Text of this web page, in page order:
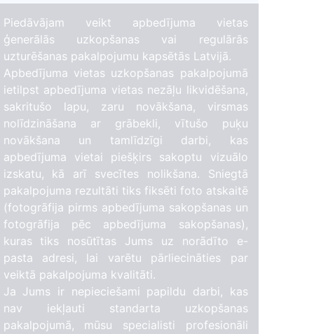
Piedāvājam veikt apbedījuma vietas
ģenerālās uzkopšanas vai regulārās
uzturēšanas pakalpojumu kapsētās Latvijā.
Apbedījuma vietas uzkopšanas pakalpojumā
ietilpst apbedījuma vietas nezāļu likvidēšana,
sakritušo lapu, zaru novākšana, virsmas
nolīdzināšana ar grābekli, vītušo puķu
novākšana un tamlīdzīgi darbi, kas
apbedījuma vietai piešķirs sakoptu vizuālo
izskatu, kā arī svecītes nolikšana. Sniegtā
pakalpojuma rezultāti tiks fiksēti foto atskaitē
(fotogrāfija pirms apbedījuma sakopšanas un
fotogrāfija pēc apbedījuma sakopšanas),
kuras tiks nosūtītas Jums uz norādīto e-
pasta adresi, lai varētu pārliecināties par
veiktā pakalpojuma kvalitāti.
Ja Jums ir nepieciešami papildu darbi, kas
nav iekļauti standarta uzkopšanas
pakalpojumā, mūsu specialisti profesionāli